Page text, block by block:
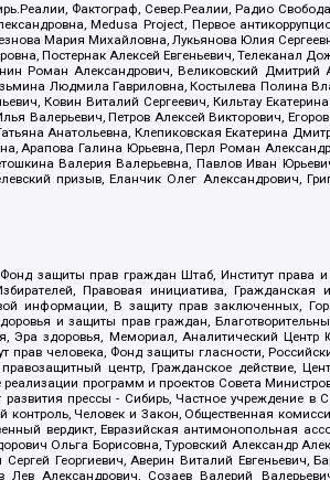
Фактограф, Север.Реалии, Радио
Medusa Project, Первое
Мария Михайловна, Лукьянова Юлия
Постернак Алексей Евгеньевич, Телеканал
Роман Александрович, Великовский Дмитрий
Людмила Гавриловна, Костылева Полина
Ковин Виталий Сергеевич, Кильтау
Валерьевич, Петров Алексей Викторович,
Анатольевна, Клепиковская Екатерина
Арапова Галина Юрьевна, Перл Роман
Валерия Валерьевна, Павлов Иван
призыв, Еланчик Олег Александрович,
защиты прав граждан Штаб, Институт права
Правовая инициатива, Гражданская
информации, В защиту прав заключенных,
и защиты прав граждан,
Эра здоровья, Мемориал, Аналитический
человека, Фонд защиты гласности,
центр, Гражданское действие,
программ и проектов Совета Министров
прессы - Сибирь, Частное учреждение в
Человек и Закон, Общественная
вердикт, Евразийская антимонопольная
Ольга Борисовна, Туровский Александр
Георгиевич, Аверин Виталий Евгеньевич,
Александрович, Созаев Валерий